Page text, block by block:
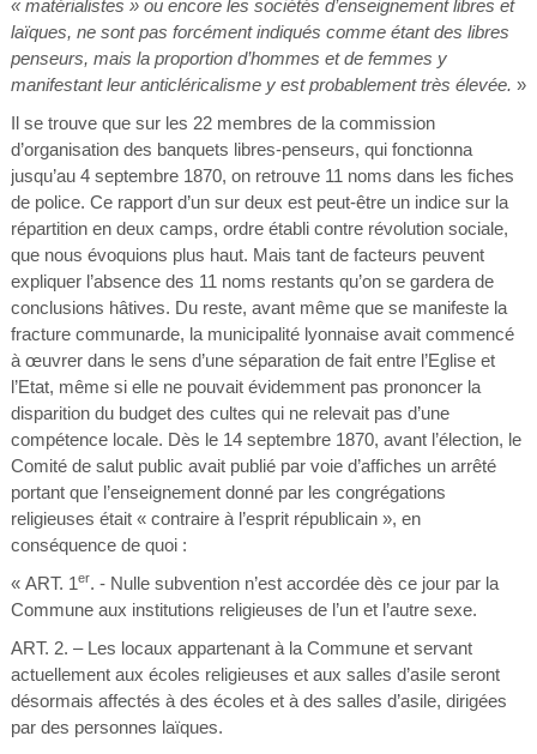
« matérialistes » ou encore les sociétés d’enseignement libres et
laïques, ne sont pas forcément indiqués comme étant des libres
penseurs, mais la proportion d’hommes et de femmes y
manifestant leur anticléricalisme y est probablement très élevée. »
Il se trouve que sur les 22 membres de la commission
d’organisation des banquets libres-penseurs, qui fonctionna
jusqu’au 4 septembre 1870, on retrouve 11 noms dans les fiches
de police. Ce rapport d’un sur deux est peut-être un indice sur la
répartition en deux camps, ordre établi contre révolution sociale,
que nous évoquions plus haut. Mais tant de facteurs peuvent
expliquer l’absence des 11 noms restants qu’on se gardera de
conclusions hâtives. Du reste, avant même que se manifeste la
fracture communarde, la municipalité lyonnaise avait commencé
à œuvrer dans le sens d’une séparation de fait entre l’Eglise et
l’Etat, même si elle ne pouvait évidemment pas prononcer la
disparition du budget des cultes qui ne relevait pas d’une
compétence locale. Dès le 14 septembre 1870, avant l’élection, le
Comité de salut public avait publié par voie d’affiches un arrêté
portant que l’enseignement donné par les congrégations
religieuses était « contraire à l’esprit républicain », en
conséquence de quoi :
« ART. 1er. - Nulle subvention n’est accordée dès ce jour par la
Commune aux institutions religieuses de l’un et l’autre sexe.
ART. 2. – Les locaux appartenant à la Commune et servant
actuellement aux écoles religieuses et aux salles d’asile seront
désormais affectés à des écoles et à des salles d’asile, dirigées
par des personnes laïques.